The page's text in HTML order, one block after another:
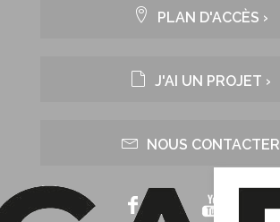
PLAN D'ACCÈS ›
J'AI UN PROJET ›
NOUS CONTACTER